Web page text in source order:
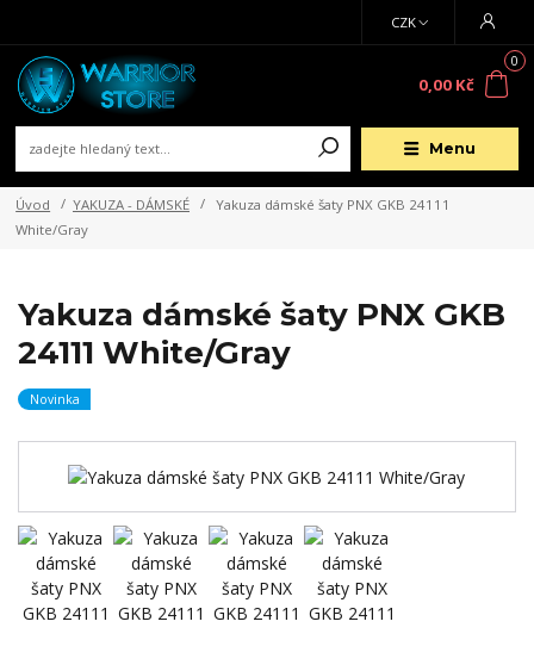
Menu
CZK
0
0,00 Kč
Úvod YAKUZA - DÁMSKÉ
Yakuza dámské šaty PNX GKB 24111
White/Gray
Yakuza dámské šaty PNX GKB
24111 White/Gray
Novinka